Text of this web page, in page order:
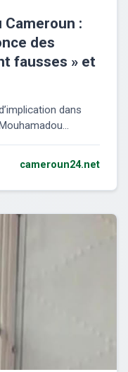
Cameroun :
des
fausses » et
dans
cameroun24.net